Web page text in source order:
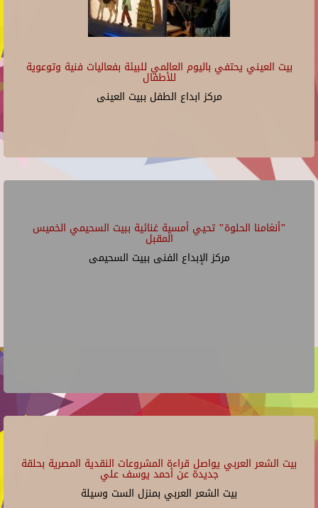
بيت العيني يحتفي باليوم العالمي للبيئة بفعاليات فنية وتوعوية
للأطفال
مركز ابداع الطفل ببيت العينى
"أنغامنا الحلوة" تحيي أمسية غنائية ببيت السحيمي الخميس
المقبل
مركز الإبداع الفنى ببيت السحيمى
بيت الشعر العربي يواصل قراءة المشروعات النقدية المصرية بحلقة
جديدة عن أحمد يوسف علي
بيت الشعر العربي بمنزل الست وسيلة